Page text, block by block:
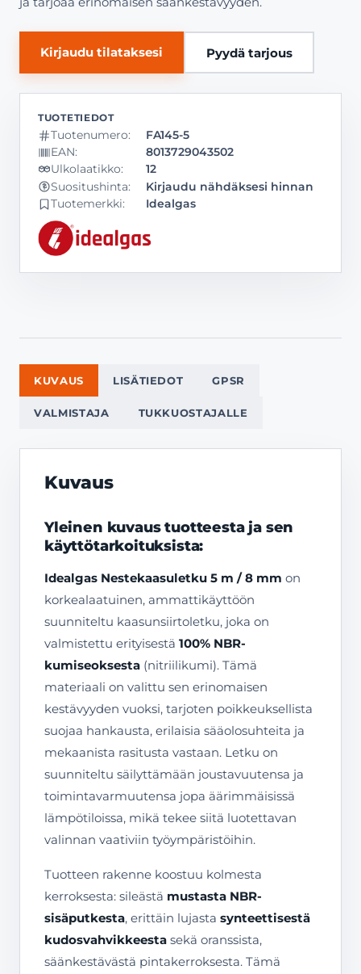
Kirjaudu tilataksesi Pyydä tarjous
Tuotenumero:
FA145-5
EAN:
8013729043502
Ulkolaatikko:
12
Suositushinta:
Kirjaudu nähdäksesi hinnan
Tuotemerkki: Idealgas
KUVAUS LISÄTIEDOT GPSR
VALMISTAJA TUKKUOSTAJALLE
Kuvaus
Yleinen kuvaus tuotteesta ja sen
käyttötarkoituksista:
Idealgas Nestekaasuletku 5 m / 8 mm on
korkealaatuinen, ammattikäyttöön
suunniteltu kaasunsiirtoletku, joka on
valmistettu erityisestä 100% NBR-
kumiseoksesta (nitriilikumi). Tämä
materiaali on valittu sen erinomaisen
kestävyyden vuoksi, tarjoten poikkeuksellista
suojaa hankausta, erilaisia sääolosuhteita ja
mekaanista rasitusta vastaan. Letku on
suunniteltu säilyttämään joustavuutensa ja
toimintavarmuutensa jopa äärimmäisissä
lämpötiloissa, mikä tekee siitä luotettavan
valinnan vaativiin työympäristöihin.
Tuotteen rakenne koostuu kolmesta
kerroksesta: sileästä mustasta NBR-
sisäputkesta, erittäin lujasta synteettisestä
kudosvahvikkeesta sekä oranssista,
säänkestävästä pintakerroksesta. Tämä